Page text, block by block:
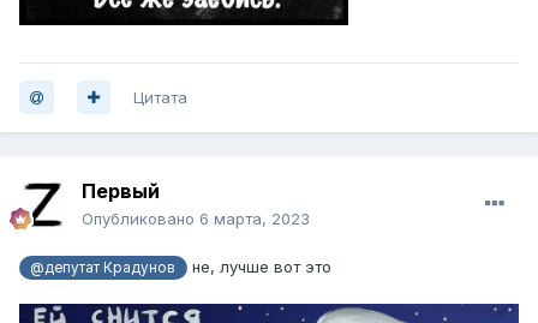
Цитата
Первый
Опубликовано 6 марта, 2023
@депутат Крадунов не, лучше вот это